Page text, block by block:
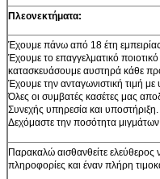
Πλεονεκτήματα:
Έχουμε πάνω από 18 έτη
Έχουμε το επαγγελματικό
κατασκευάσουμε αυστηρά κάθε
Έχουμε την ανταγωνιστική τιμή
Όλες οι συμβατές κασέτες μας
Συνεχής υπηρεσία και υποστήριξη.
Δεχόμαστε την ποσότητα
Παρακαλώ αισθανθείτε ελεύθερος
πληροφορίες και έναν πλήρη